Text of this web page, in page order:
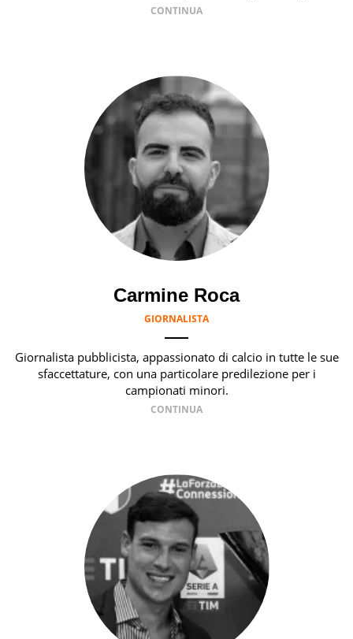
Carmine Roca
GIORNALISTA
Giornalista pubblicista, appassionato di calcio in tutte le sue
sfaccettature, con una particolare predilezione per i
campionati minori.